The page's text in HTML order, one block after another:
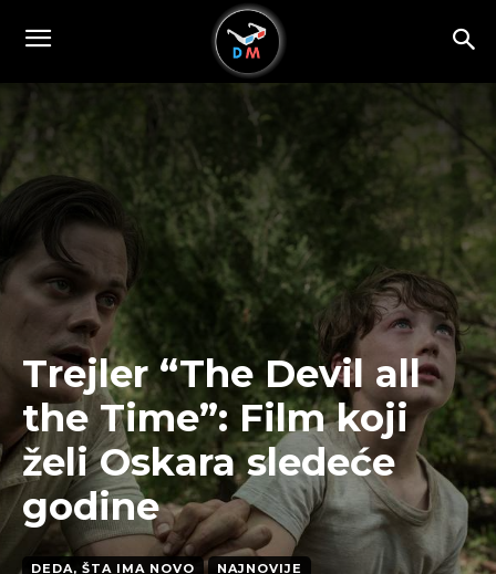
Trejler “The Devil all
the Time”: Film koji
želi Oskara sledeće
godine
DEDA, ŠTA IMA NOVO NAJNOVIJE